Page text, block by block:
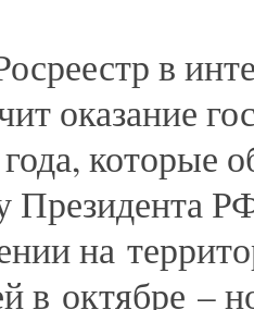
в
оказание
которые
Президента
на
в октябре –